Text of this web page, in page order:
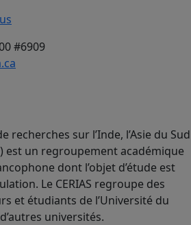
#6909
recherches sur l’Inde, l’Asie du Sud
est un regroupement académique
dont l’objet d’étude est
Le CERIAS regroupe des
et étudiants de l’Université du
universités.